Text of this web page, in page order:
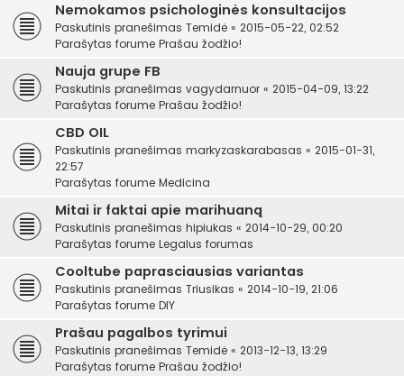
Nemokamos psichologinės konsultacijos
Paskutinis pranešimas Temidė « 2015-05-22, 02:52
Parašytas forume Prašau žodžio!
Nauja grupe FB
Paskutinis pranešimas vagydarnuor « 2015-04-09, 13:22
Parašytas forume Prašau žodžio!
CBD OIL
Paskutinis pranešimas markyzaskarabasas « 2015-01-31,
22:57
Parašytas forume Medicina
Mitai ir faktai apie marihuaną
Paskutinis pranešimas hipiukas « 2014-10-29, 00:20
Parašytas forume Legalus forumas
Cooltube paprasciausias variantas
Paskutinis pranešimas Triusikas « 2014-10-19, 21:06
Parašytas forume DIY
Prašau pagalbos tyrimui
Paskutinis pranešimas Temidė « 2013-12-13, 13:29
Parašytas forume Prašau žodžio!